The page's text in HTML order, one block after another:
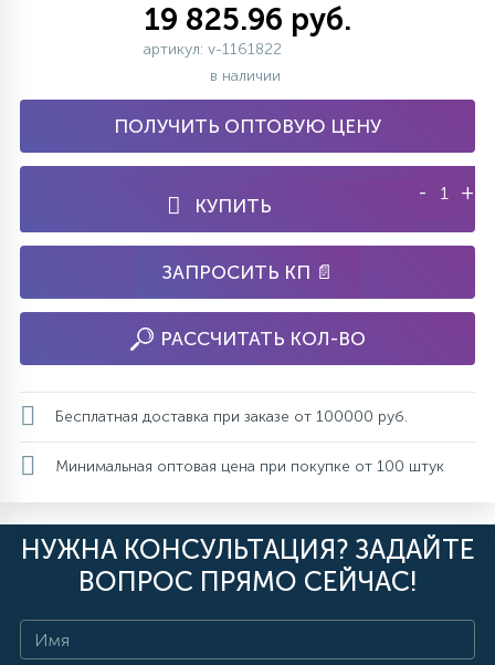
19 825.96 руб.
артикул: v-1161822
в наличии
ПОЛУЧИТЬ ОПТОВУЮ ЦЕНУ
КУПИТЬ
- +
ЗАПРОСИТЬ КП 📄
РАССЧИТАТЬ КОЛ-ВО
Бесплатная доставка при заказе от 100000 руб.
Минимальная оптовая цена при покупке от 100 штук
НУЖНА КОНСУЛЬТАЦИЯ? ЗАДАЙТЕ
ВОПРОС ПРЯМО СЕЙЧАС!